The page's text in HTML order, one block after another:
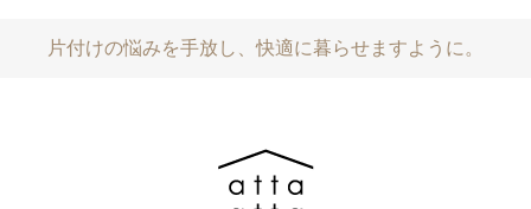
片付けの悩みを手放し、快適に暮らせますように。